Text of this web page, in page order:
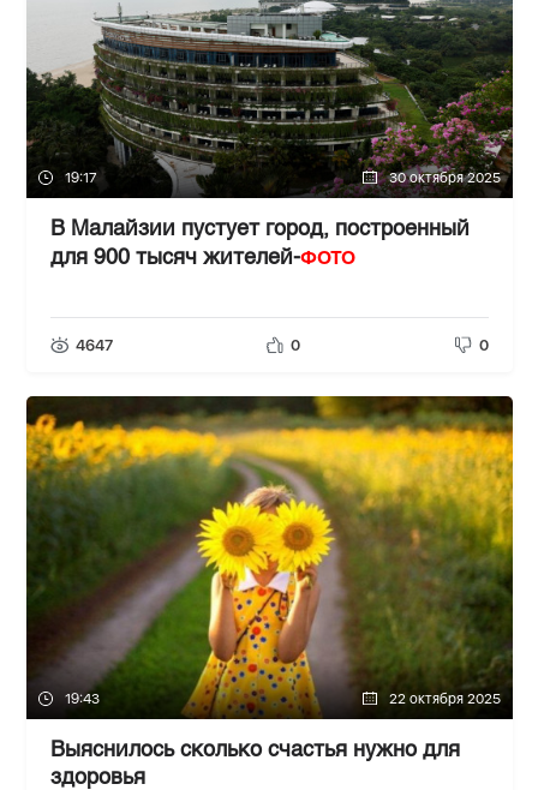
19:17 30 октября 2025
В Малайзии пустует город, построенный
для 900 тысяч жителей-ФОТО
4647 0 0
19:43 22 октября 2025
Выяснилось сколько счастья нужно для
здоровья